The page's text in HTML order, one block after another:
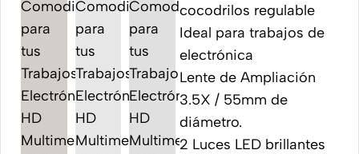
cocodrilos regulable
Ideal para trabajos de
electrónica
Lente de Ampliación
3.5X / 55mm de
diámetro.
2 Luces LED brillantes